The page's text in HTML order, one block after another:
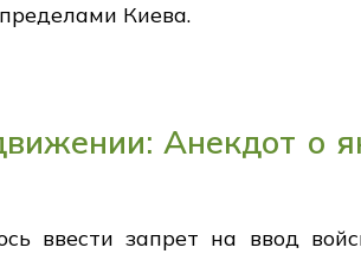
Киева.
Анекдот о
ввести запрет на ввод